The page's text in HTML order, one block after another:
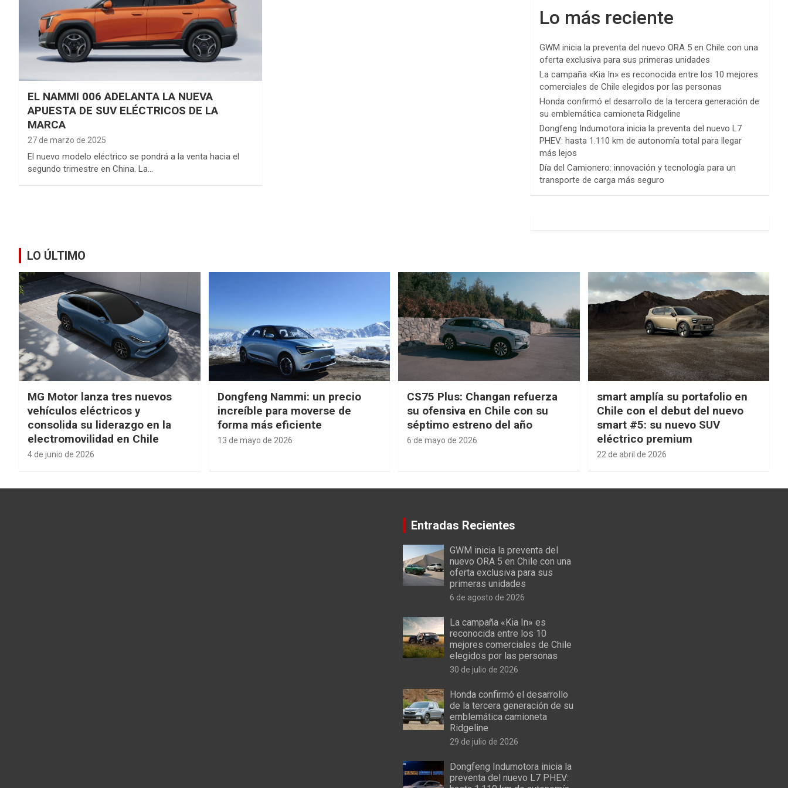
EL NAMMI 006 ADELANTA LA NUEVA
APUESTA DE SUV ELÉCTRICOS DE LA
MARCA
27 de marzo de 2025
El nuevo modelo eléctrico se pondrá a la venta hacia el
segundo trimestre en China. La…
Lo más reciente
GWM inicia la preventa del nuevo ORA 5 en Chile con una
oferta exclusiva para sus primeras unidades
La campaña «Kia In» es reconocida entre los 10 mejores
comerciales de Chile elegidos por las personas
Honda confirmó el desarrollo de la tercera generación de
su emblemática camioneta Ridgeline
Dongfeng Indumotora inicia la preventa del nuevo L7
PHEV: hasta 1.110 km de autonomía total para llegar
más lejos
Día del Camionero: innovación y tecnología para un
transporte de carga más seguro
LO ÚLTIMO
MG Motor lanza tres nuevos
vehículos eléctricos y
consolida su liderazgo en la
electromovilidad en Chile
4 de junio de 2026
Dongfeng Nammi: un precio
increíble para moverse de
forma más eficiente
13 de mayo de 2026
CS75 Plus: Changan refuerza
su ofensiva en Chile con su
séptimo estreno del año
6 de mayo de 2026
smart amplía su portafolio en
Chile con el debut del nuevo
smart #5: su nuevo SUV
eléctrico premium
22 de abril de 2026
Entradas Recientes
GWM inicia la preventa del
nuevo ORA 5 en Chile con una
oferta exclusiva para sus
primeras unidades
6 de agosto de 2026
La campaña «Kia In» es
reconocida entre los 10
mejores comerciales de Chile
elegidos por las personas
30 de julio de 2026
Honda confirmó el desarrollo
de la tercera generación de su
emblemática camioneta
Ridgeline
29 de julio de 2026
Dongfeng Indumotora inicia la
preventa del nuevo L7 PHEV: